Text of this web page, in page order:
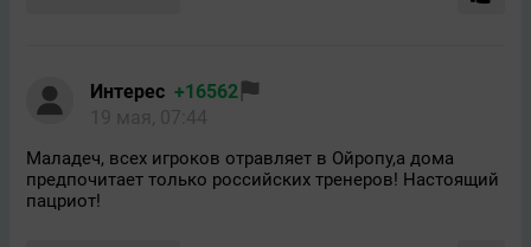
Интерес +16562
Маладеч, всех игроков отравляет в Ойропу,а дома
предпочитает только российских тренеров! Настоящий
пацриот!